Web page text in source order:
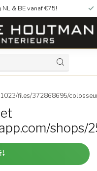
& BE vanaf €75!
files/372868695/